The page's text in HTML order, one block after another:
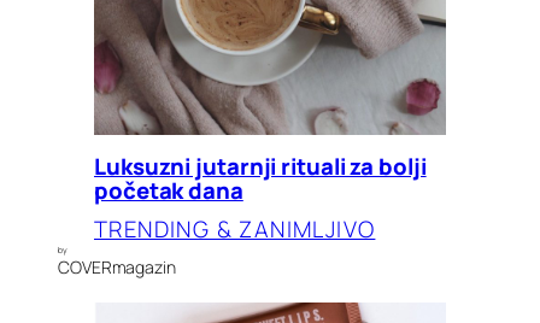
Luksuzni jutarnji rituali za bolji
početak dana
TRENDING & ZANIMLJIVO
by
COVERmagazin